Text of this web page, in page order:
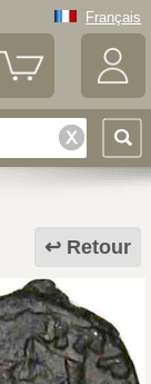
Français
Retour